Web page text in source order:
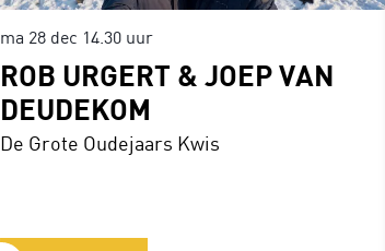
ROB URGERT & JOEP VAN
DEUDEKOM
De Grote Oudejaars Kwis
ma 28 dec 14.30 uur